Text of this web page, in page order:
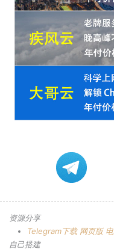
资源分享
Telegram下载 网页版
自己搭建